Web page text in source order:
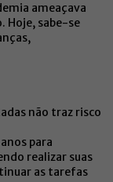
ameaçava
Hoje, sabe-se
não traz risco
para
realizar suas
as tarefas